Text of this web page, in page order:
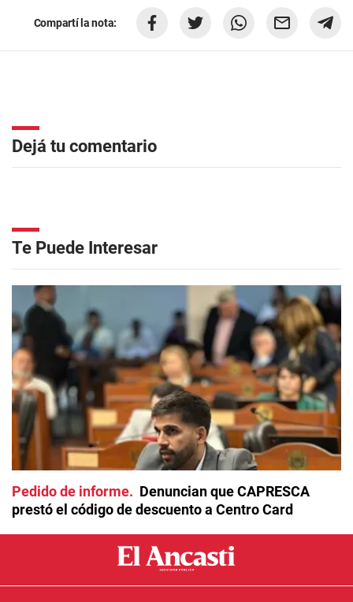
Compartí la nota:
Dejá tu comentario
Te Puede Interesar
Pedido de informe
Denuncian que CAPRESCA
prestó el código de descuento a Centro Card